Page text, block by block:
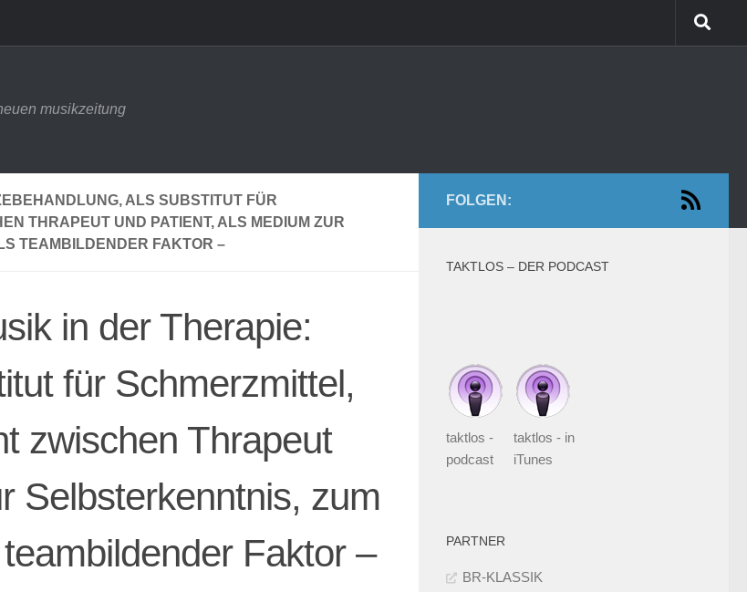
musikzeitung
ALS SUBSTITUT FÜR
THRAPEUT UND PATIENT, ALS MEDIUM ZUR
TEAMBILDENDER FAKTOR –
in der Therapie:
für Schmerzmittel,
zwischen Thrapeut
Selbsterkenntnis, zum
Faktor –
FOLGEN:
TAKTLOS – DER PODCAST
taktlos -
podcast
taktlos - in
iTunes
PARTNER
BR-KLASSIK